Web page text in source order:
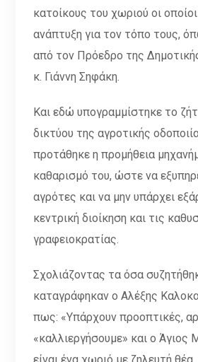
κατοίκους του χωριού οι
ανάπτυξη για τον τόπο τους,
από τον Πρόεδρο της
κ. Γιάννη Σηφάκη.
Και εδώ υπογραμμίστηκε το
δικτύου της αγροτικής
προτάθηκε η προμήθεια
καθαρισμό του, ώστε να
αγρότες και να μην υπάρχει
κεντρική διοίκηση και τις
γραφειοκρατίας.
Σχολιάζοντας τα όσα
καταγράφηκαν ο Αλέξης
πως: «Υπάρχουν προοπτικές,
«καλλιεργήσουμε» και ο